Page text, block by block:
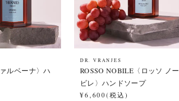
ルベーナ〉ハ
DR. VRANJES
ROSSO NOBILE〈ロッソ ノー
ビレ〉ハンドソープ
¥6,600(税込)